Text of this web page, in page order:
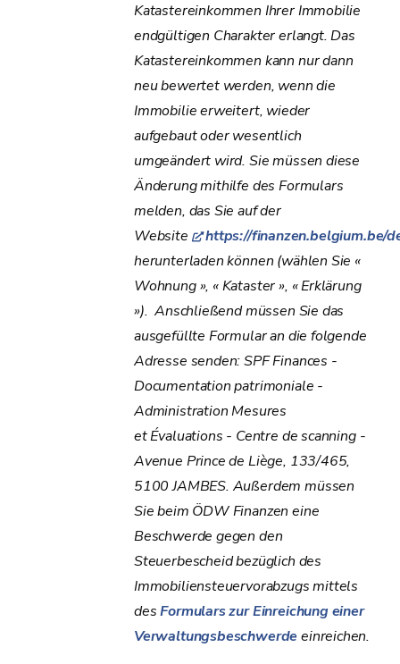
Katastereinkommen Ihrer Immobilie
endgültigen Charakter erlangt. Das
Katastereinkommen kann nur dann
neu bewertet werden, wenn die
Immobilie erweitert, wieder
aufgebaut oder wesentlich
umgeändert wird. Sie müssen diese
Änderung mithilfe des Formulars
melden, das Sie auf der
Website
https://finanzen.belgium.be/
herunterladen können (wählen Sie «
Wohnung », « Kataster », « Erklärung
»). Anschließend müssen Sie das
ausgefüllte Formular an die folgende
Adresse senden: SPF Finances -
Documentation patrimoniale -
Administration Mesures
et Évaluations - Centre de scanning -
Avenue Prince de Liège, 133/465,
5100 JAMBES. Außerdem müssen
Sie beim ÖDW Finanzen eine
Beschwerde gegen den
Steuerbescheid bezüglich des
Immobiliensteuervorabzugs mittels
desFormulars zur Einreichung einer
Verwaltungsbeschwerdeeinreichen.